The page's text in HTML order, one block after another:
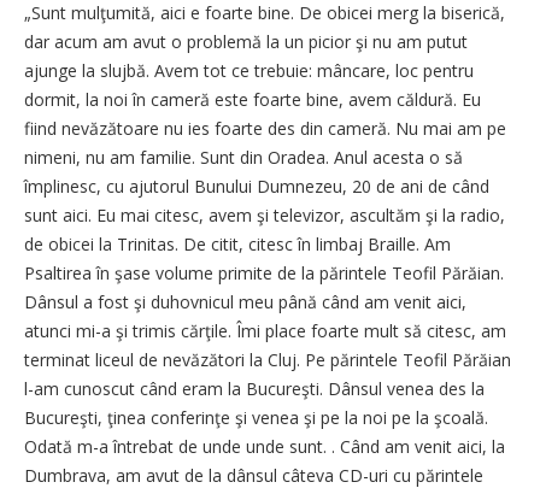
„Sunt mulţumită, aici e foarte bine. De obicei merg la biserică,
dar acum am avut o problemă la un picior şi nu am putut
ajunge la slujbă. Avem tot ce trebuie: mâncare, loc pentru
dormit, la noi în cameră este foarte bine, avem căldură. Eu
fiind nevăzătoare nu ies foarte des din cameră. Nu mai am pe
nimeni, nu am familie. Sunt din Oradea. Anul acesta o să
împlinesc, cu ajutorul Bunului Dumnezeu, 20 de ani de când
sunt aici. Eu mai citesc, avem şi televizor, ascultăm şi la radio,
de obicei la Trinitas. De citit, citesc în limbaj Braille. Am
Psaltirea în şase volume primite de la părintele Teofil Părăian.
Dânsul a fost şi duhovnicul meu până când am venit aici,
atunci mi-a şi trimis cărţile. Îmi place foarte mult să citesc, am
terminat liceul de nevăzători la Cluj. Pe părintele Teofil Părăian
l-am cunoscut când eram la Bucureşti. Dânsul venea des la
Bucureşti, ţinea conferinţe şi venea şi pe la noi pe la şcoală.
Odată m-a întrebat de unde unde sunt. . Când am venit aici, la
Dumbrava, am avut de la dânsul câteva CD-uri cu părintele